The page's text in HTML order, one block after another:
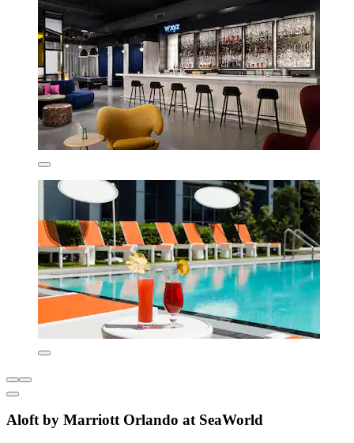
Aloft by Marriott Orlando at SeaWorld